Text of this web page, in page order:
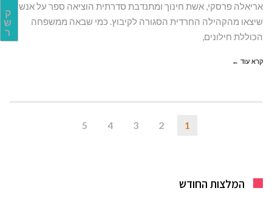
ק
ש
ר
אריאלה פרסקי, אשת חינוך ומתנדבת סדרתית הוציאה ספר על אנשים
שיצאו מהקהילה החרדית הסגורה לקיבוץ. כמי שבאה ממשפחה
הכוללת חילונים,
קרא עוד ←
1
2
3
4
5
המלצות החודש